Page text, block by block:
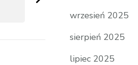
wrzesień 2025
sierpień 2025
lipiec 2025